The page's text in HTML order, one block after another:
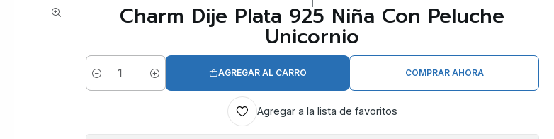
Charm Dije Plata 925 Niña Con Peluche
Unicornio
Cantidad
AGREGAR AL CARRO COMPRAR AHORA
Agregar a la lista de favoritos